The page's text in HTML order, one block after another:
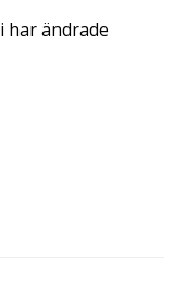
har ändrade